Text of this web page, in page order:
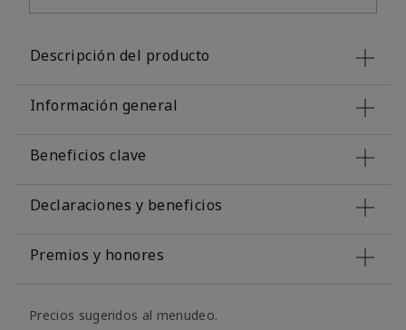
Descripción del producto
Información general
Beneficios clave
Declaraciones y beneficios
Premios y honores
Precios sugeridos al menudeo.